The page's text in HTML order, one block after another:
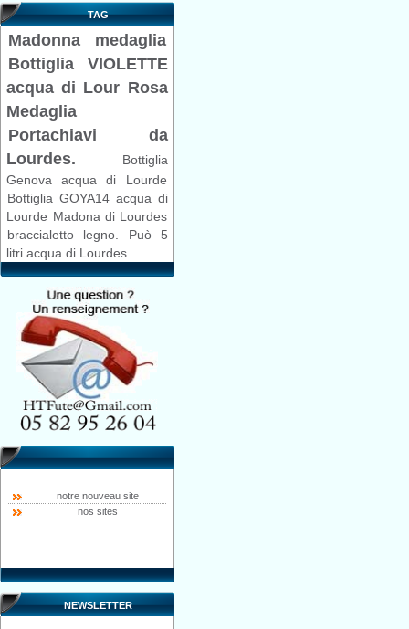
TAG
Madonna
medaglia
Bottiglia VIOLETTE
acqua di Lour Rosa
Medaglia
Portachiavi da
Lourdes.
Bottiglia
Genova acqua di Lourde
Bottiglia GOYA14 acqua di
Lourde Madona di Lourdes
braccialetto legno.
Può 5
litri acqua di Lourdes.
notre nouveau site
nos sites
NEWSLETTER